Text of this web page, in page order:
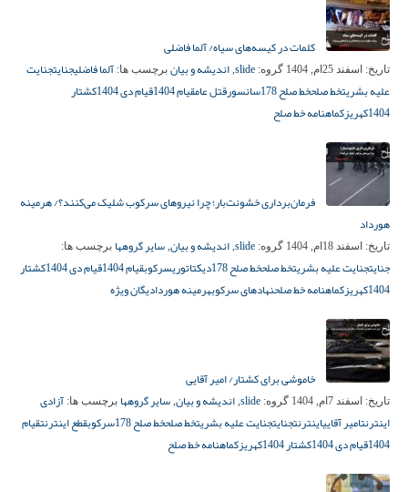
کلمات در کیسه‌های سیاه/ آلما فاضلی
تاریخ: اسفند 25ام, 1404 گروه: slide
, اندیشه و بیان برچسب ها: آلما فاضلیجنایتجنایت
علیه بشریتخط صلحخط صلح 178 سانسورقتل عامقیام 1404 قیام دی 1404
کشتار
1404کهریزکماهنامه خط صلح
فرمان‌برداری خشونت‌بار؛ چرا نیروهای سرکوب شلیک می‌کنند؟/ هرمینه
هورداد
تاریخ: اسفند 18ام, 1404 گروه: slide
, اندیشه و بیان, سایر گروهها برچسب ها:
جنایتجنایت علیه بشریتخط صلحخط صلح 178 دیکتاتوریسرکوبقیام 1404 قیام دی 1404
کشتار
1404کهریزکماهنامه خط صلحنهادهای سرکوبهرمینه هوردادیگان ویژه
خاموشی برای کشتار/ امیر آقایی
تاریخ: اسفند 7ام, 1404 گروه: slide
, اندیشه و بیان, سایر گروهها برچسب ها: آزادی
اینترنتامیر آقاییاینترنتجنایتجنایت علیه بشریتخط صلحخط صلح 178 سرکوبقطع اینترنتقیام
1404قیام دی 1404 کشتار 1404 کهریزکماهنامه خط صلح